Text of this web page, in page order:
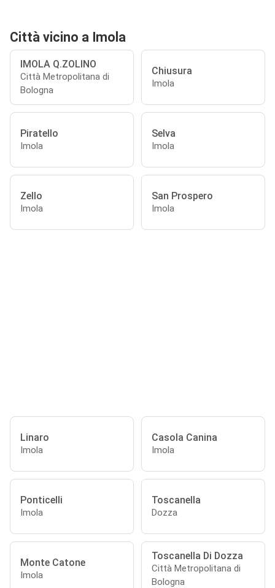
Città vicino a Imola
IMOLA Q.ZOLINO
Città Metropolitana di
Bologna
Chiusura
Imola
Piratello
Imola
Selva
Imola
Zello
Imola
San Prospero
Imola
Linaro
Imola
Casola Canina
Imola
Ponticelli
Imola
Toscanella
Dozza
Monte Catone
Imola
Toscanella Di Dozza
Città Metropolitana di
Bologna